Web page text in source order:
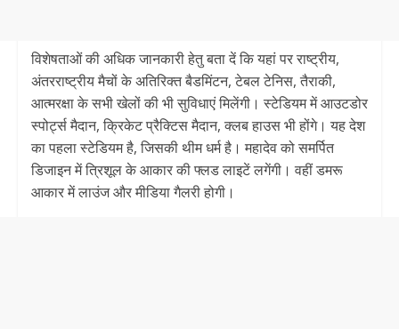
विशेषताओं की अधिक जानकारी हेतु बता दें कि यहां पर राष्ट्रीय,
अंतरराष्ट्रीय मैचों के अतिरिक्त बैडमिंटन, टेबल टेनिस, तैराकी,
आत्मरक्षा के सभी खेलों की भी सुविधाएं मिलेंगी। स्टेडियम में आउटडोर
स्पोर्ट्स मैदान, क्रिकेट प्रैक्टिस मैदान, क्लब हाउस भी होंगे। यह देश
का पहला स्टेडियम है, जिसकी थीम धर्म है। महादेव को समर्पित
डिजाइन में त्रिशूल के आकार की फ्लड लाइटें लगेंगी। वहीं डमरू
आकार में लाउंज और मीडिया गैलरी होगी।